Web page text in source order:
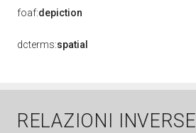
foaf:depiction
dcterms:spatial
RELAZIONI INVERSE